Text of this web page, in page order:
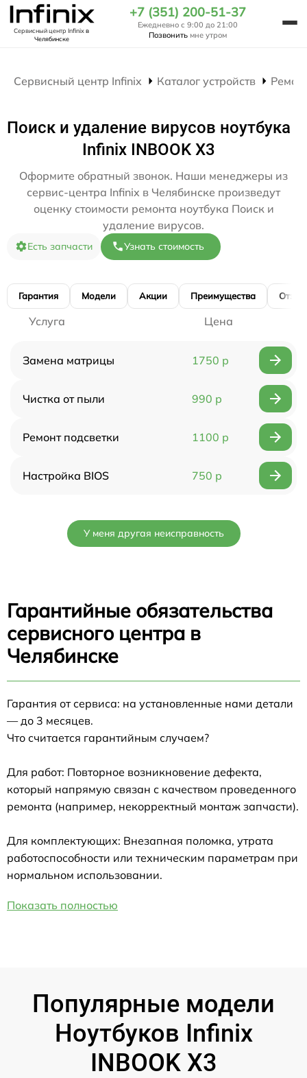
Сервисный центр Infinixв
Челябинске
+7 (351) 200-51-37
Ежедневно с 9:00 до 21:00
Позвонить мне утром
Сервисный центр Infinix Каталог устройств
Поиск и удаление вирусов ноутбука
Infinix INBOOK X3
Оформите обратный звонок. Наши менеджеры из
сервис-центра Infinix в Челябинске произведут
оценку стоимости ремонта ноутбука Поиск и
удаление вирусов.
Есть запчасти Узнать стоимость
Гарантия Модели Акции Преимущества
Услуга Цена
Замена матрицы 1750 р
Чистка от пыли 990 р
Ремонт подсветки 1100 р
Настройка BIOS 750 р
У меня другая неисправность
Гарантийные обязательства
сервисного центра в
Челябинске
Гарантия от сервиса: на установленные нами детали
— до 3 месяцев.
Что считается гарантийным случаем?
Для работ: Повторное возникновение дефекта,
который напрямую связан с качеством проведенного
ремонта (например, некорректный монтаж запчасти).
Для комплектующих: Внезапная поломка, утрата
работоспособности или техническим параметрам при
нормальном использовании.
Показать полностью
Популярные модели
Ноутбуков Infinix
INBOOK X3